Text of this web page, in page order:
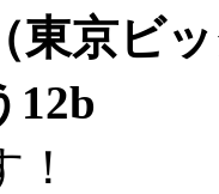
東京ビ
12b